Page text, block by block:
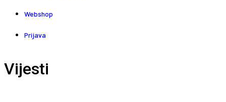
Webshop
Prijava
Vijesti